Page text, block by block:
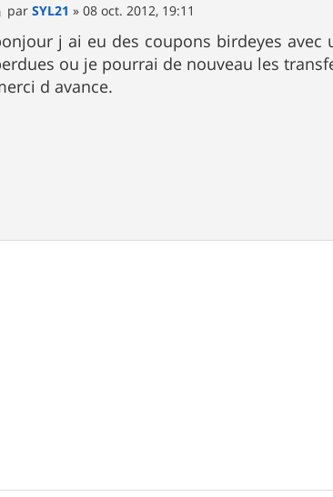
M
e
s
s
a
g
e
parSYL21 »08 oct. 2012, 19:11
j ai eu des coupons birdeyes avec
ou je pourrai de nouveau les
d avance.